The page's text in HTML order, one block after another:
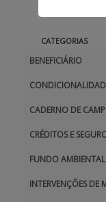
INFORMAÇÕES
ESTATÍSTICAS
PAGAMENTOS
APOIO AO
CATEGORIAS
BENEFICIÁRIO
CADERNO DE
CRÉDITOS E
FUNDO AMBIENTAL
INTERVENÇÕES DE